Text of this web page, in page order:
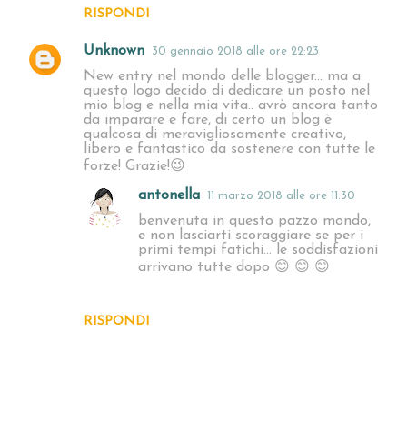
RISPONDI
Unknown 30 gennaio 2018 alle ore 22:23
New entry nel mondo delle blogger... ma a
questo logo decido di dedicare un posto nel
mio blog e nella mia vita.. avrò ancora tanto
da imparare e fare, di certo un blog è
qualcosa di meravigliosamente creativo,
libero e fantastico da sostenere con tutte le
forze! Grazie!😉
RISPONDI
antonella 11 marzo 2018 alle ore 11:30
benvenuta in questo pazzo mondo,
e non lasciarti scoraggiare se per i
primi tempi fatichi... le soddisfazioni
arrivano tutte dopo 😊 😊 😊